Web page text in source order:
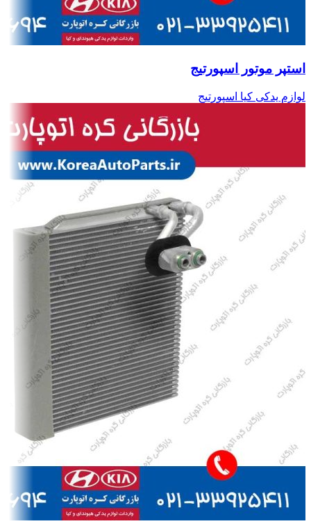
استپر موتور اسپورتیج
لوازم یدکی کیا اسپورتیج